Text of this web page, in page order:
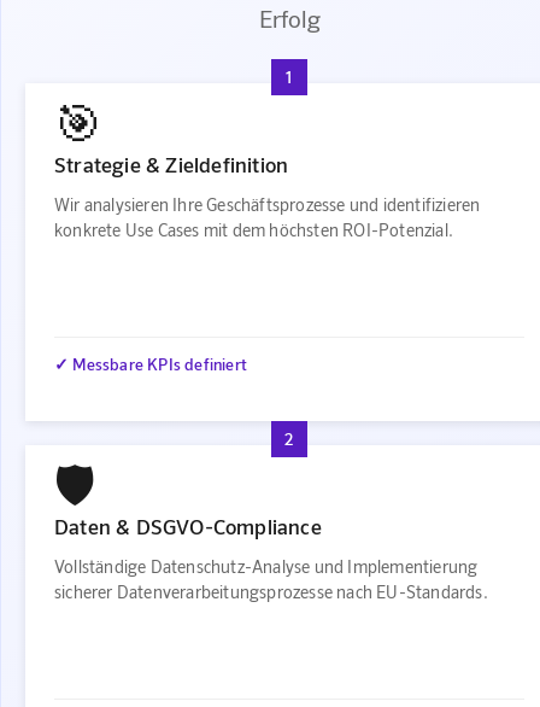
Erfolg
1
🎯
Strategie & Zieldefinition
Wir analysieren Ihre Geschäftsprozesse und identifizieren
konkrete Use Cases mit dem höchsten ROI-Potenzial.
✓ Messbare KPIs definiert
2
🛡️
Daten & DSGVO-Compliance
Vollständige Datenschutz-Analyse und Implementierung
sicherer Datenverarbeitungsprozesse nach EU-Standards.